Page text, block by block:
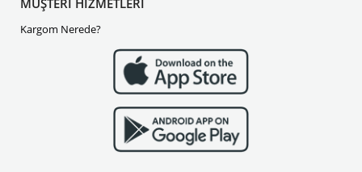
MÜŞTERİ HİZMETLERİ
Kargom Nerede?